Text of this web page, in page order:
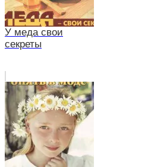
У меда свои
секреты